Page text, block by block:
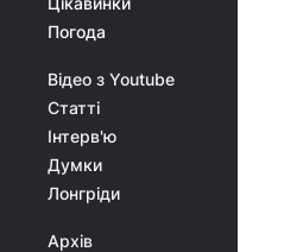
Погода
Відео з Youtube
Статті
Інтерв'ю
Думки
Лонгріди
Архів